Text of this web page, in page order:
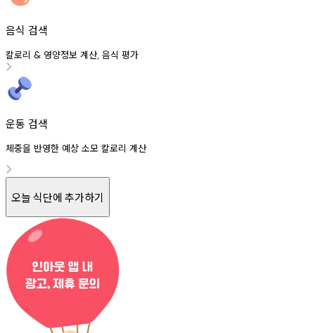
음식 검색
칼로리 & 영양정보 계산, 음식 평가
운동 검색
체중을 반영한 예상 소모 칼로리 계산
오늘 식단에 추가하기